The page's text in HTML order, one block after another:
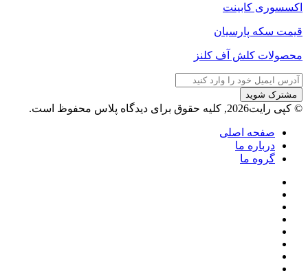
اکسسوری کابینت
قیمت سکه پارسیان
محصولات کلش آف کلنز
آدرس
ایمیل
خود
وارد
کنید
© کپی رایت2026, کلیه حقوق برای دیدگاه پلاس محفوظ است.
صفحه اصلی
درباره ما
گروه ما